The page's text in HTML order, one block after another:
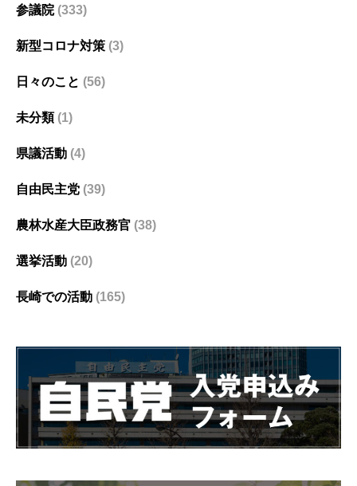
参議院(333)
新型コロナ対策 (3)
日々のこと (56)
未分類(1)
県議活動 (4)
自由民主党 (39)
農林水産大臣政務官 (38)
選挙活動 (20)
長崎での活動 (165)